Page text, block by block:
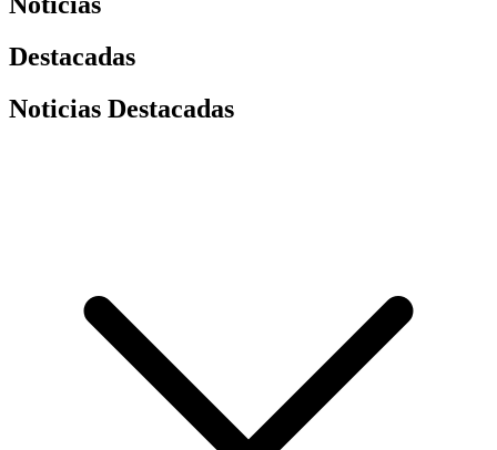
Destacadas
Noticias Destacadas